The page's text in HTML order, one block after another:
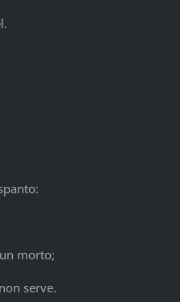
morto;
serve.